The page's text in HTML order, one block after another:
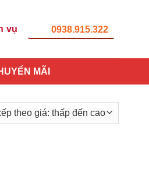
vụ 0938.915.322
MÃI